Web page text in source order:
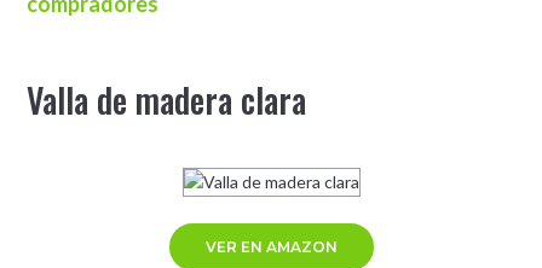
Valla de madera clara
VER EN AMAZON